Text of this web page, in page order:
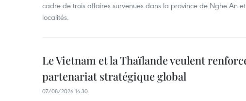
cadre de trois affaires survenues dans la province de Nghe An
localités.
Le Vietnam et la Thaïlande veulent
partenariat stratégique global
07/08/2026 14:30